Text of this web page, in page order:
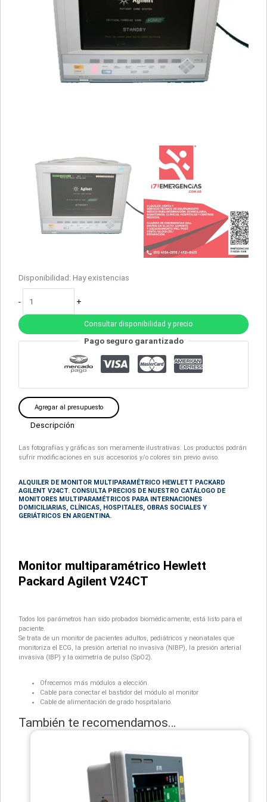
Disponibilidad: Hay existencias
- +
Consultar disponibilidad y precio
Pago seguro garantizado
Agregar al presupuesto
Descripción
Las fotografías y gráficas son meramente ilustrativas. Los productos podrán
sufrir modificaciones en sus accesorios y/o colores sin previo aviso.
ALQUILER DE MONITOR MULTIPARAMÉTRICO HEWLETT PACKARD
AGILENT V24CT. CONSULTA PRECIOS DE NUESTRO CATÁLOGO DE
MONITORES MULTIPARAMÉTRICOS PARA INTERNACIONES
DOMICILIARIAS, CLÍNICAS, HOSPITALES, OBRAS SOCIALES Y
GERIÁTRICOS EN ARGENTINA.
Monitor multiparamétrico Hewlett
Packard Agilent V24CT
Todos los parámetros han sido probados biomédicamente, está listo para el
paciente.
Se trata de un monitor de pacientes adultos, pediátricos y neonatales que
monitoriza el ECG, la presión arterial no invasiva (NIBP), la presión arterial
invasiva (IBP) y la oximetría de pulso (SpO2).
Ofrecemos más módulos a elección.
Cable para conectar el bastidor del módulo al monitor
Cable de alimentación de grado hospitalario.
También te recomendamos…